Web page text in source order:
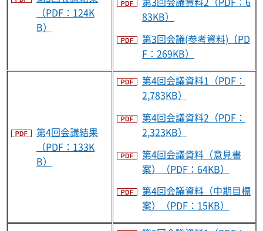
（PDF：124K
B）
83KB）
第3回会議(参考資料)（PD
F：269KB）
第4回会議結果
（PDF：133K
B）
第4回会議資料1（PDF：
2,783KB）
第4回会議資料2（PDF：
2,323KB）
第4回会議資料（意見書
案）（PDF：64KB）
第4回会議資料（中期目標
案）（PDF：15KB）